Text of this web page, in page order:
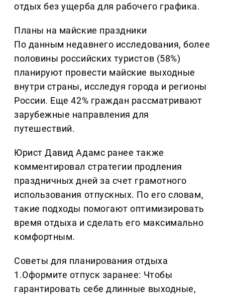
отдых без ущерба для рабочего графика.
Планы на майские праздники
По данным недавнего исследования, более
половины российских туристов (58%)
планируют провести майские выходные
внутри страны, исследуя города и регионы
России. Еще 42% граждан рассматривают
зарубежные направления для
путешествий.
Юрист Давид Адамс ранее также
комментировал стратегии продления
праздничных дней за счет грамотного
использования отпускных. По его словам,
такие подходы помогают оптимизировать
время отдыха и сделать его максимально
комфортным.
Советы для планирования отдыха
1.Оформите отпуск заранее: Чтобы
гарантировать себе длинные выходные,